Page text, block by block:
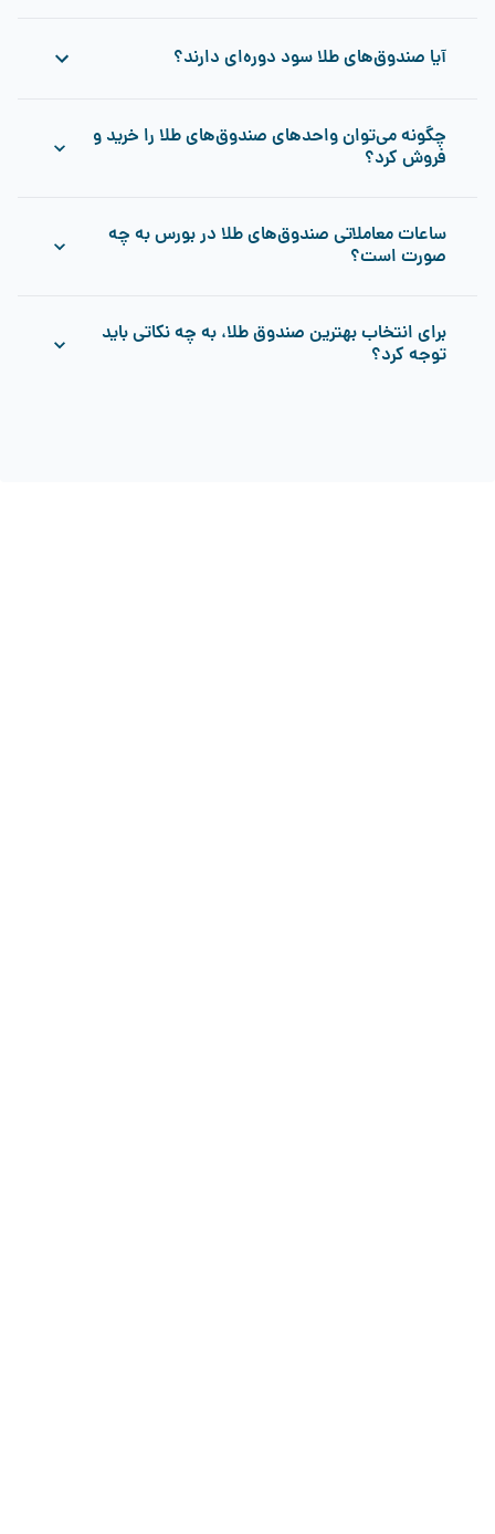
همراه است. تغییرات قیمت طلا می‌تواند تأثیر مستقیم بر بازدهی
آیا صندوق‌های طلا سود دوره‌ای دارند؟
صورتی که صندوق سودی کسب کند، این سود به طور مستقیم بر
چگونه می‌توان واحدهای صندوق‌های طلا را خرید و
فروش کرد؟
کارگزاری‌ها قابل خرید و فروش هستند. شما می‌توانید سفارشات
خود را در ساعات معاملاتی ثبت کنید.
ساعات معاملاتی صندوق‌های طلا در بورس به چه
صورت است؟
ساعت 11:45 تا 18:00 است.
برای انتخاب بهترین صندوق طلا، به چه نکاتی باید
توجه کرد؟